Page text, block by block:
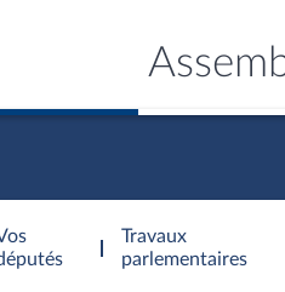
Travaux
parlementaires